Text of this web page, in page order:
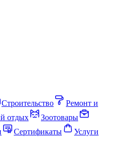
Строительство
Ремонт и
отдых
Зоотовары
Сертификаты
Услуги